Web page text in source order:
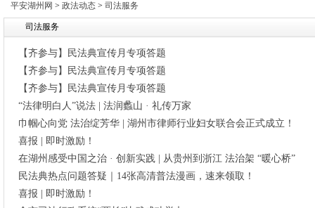
平安湖州网 > 政法动态 > 司法服务
司法服务
【齐参与】民法典宣传月专项答题
【齐参与】民法典宣传月专项答题
【齐参与】民法典宣传月专项答题
“法律明白人”说法 | 法润蠡山 · 礼传万家
巾帼心向党 法治绽芳华 | 湖州市律师行业妇女联合会正式成立！
喜报 | 即时激励！
在湖州感受中国之治 · 创新实践 | 从贵州到浙江 法治架 “暖心桥”
民法典热点问题答疑｜14张高清普法漫画，速来领取！
喜报 | 即时激励！